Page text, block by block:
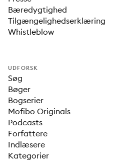
Bæredygtighed
Tilgængelighedserklæring
Whistleblow
UDFORSK
Søg
Bøger
Bogserier
Mofibo Originals
Podcasts
Forfattere
Indlæsere
Kategorier